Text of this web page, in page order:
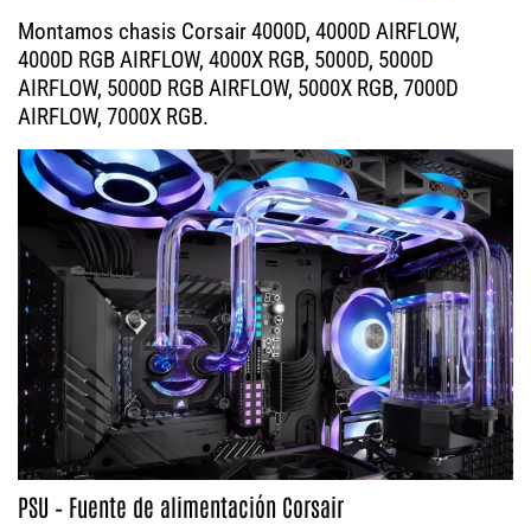
Montamos chasis Corsair 4000D, 4000D AIRFLOW,
4000D RGB AIRFLOW, 4000X RGB, 5000D, 5000D
AIRFLOW, 5000D RGB AIRFLOW, 5000X RGB, 7000D
AIRFLOW, 7000X RGB.
PSU – Fuente de alimentación Corsair